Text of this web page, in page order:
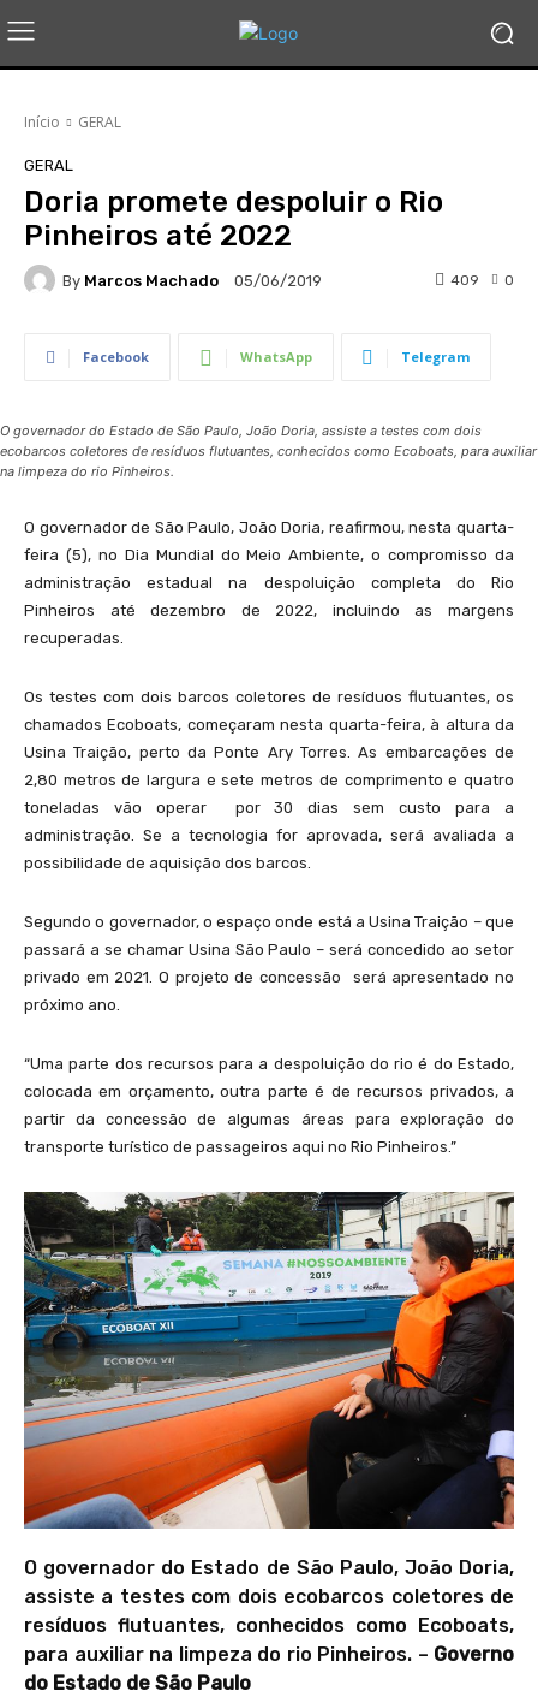
Início GERAL
GERAL
Doria promete despoluir o Rio
Pinheiros até 2022
By Marcos Machado 05/06/2019 0
409
Facebook WhatsApp Telegram
O governador do Estado de São Paulo, João Doria, assiste a testes com dois
ecobarcos coletores de resíduos flutuantes, conhecidos como Ecoboats, para auxiliar
na limpeza do rio Pinheiros.
O governador de São Paulo, João Doria, reafirmou, nesta quarta-
feira (5), no Dia Mundial do Meio Ambiente, o compromisso da
administração estadual na despoluição completa do Rio
Pinheiros até dezembro de 2022, incluindo as margens
recuperadas.
Os testes com dois barcos coletores de resíduos flutuantes, os
chamados Ecoboats, começaram nesta quarta-feira, à altura da
Usina Traição, perto da Ponte Ary Torres. As embarcações de
2,80 metros de largura e sete metros de comprimento e quatro
toneladas vão operar por 30 dias sem custo para a
administração. Se a tecnologia for aprovada, será avaliada a
possibilidade de aquisição dos barcos.
Segundo o governador, o espaço onde está a Usina Traição – que
passará a se chamar Usina São Paulo – será concedido ao setor
privado em 2021. O projeto de concessão será apresentado no
próximo ano.
“Uma parte dos recursos para a despoluição do rio é do Estado,
colocada em orçamento, outra parte é de recursos privados, a
partir da concessão de algumas áreas para exploração do
transporte turístico de passageiros aqui no Rio Pinheiros.”
O governador do Estado de São Paulo, João Doria,
assiste a testes com dois ecobarcos coletores de
resíduos flutuantes, conhecidos como Ecoboats,
para auxiliar na limpeza do rio Pinheiros. – Governo
do Estado de São Paulo